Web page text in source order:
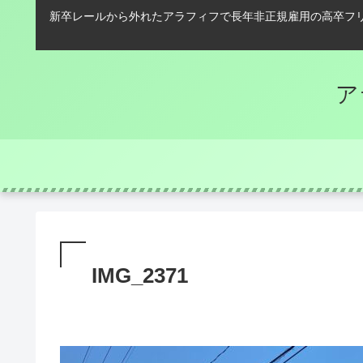
新卒レールから外れたアラフィフで長年非正規雇用の高卒
IMG_2371